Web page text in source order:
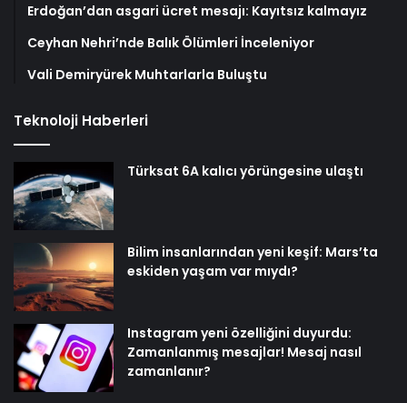
Erdoğan’dan asgari ücret mesajı: Kayıtsız kalmayız
Ceyhan Nehri’nde Balık Ölümleri İnceleniyor
Vali Demiryürek Muhtarlarla Buluştu
Teknoloji Haberleri
Türksat 6A kalıcı yörüngesine ulaştı
Bilim insanlarından yeni keşif: Mars’ta
eskiden yaşam var mıydı?
Instagram yeni özelliğini duyurdu:
Zamanlanmış mesajlar! Mesaj nasıl
zamanlanır?